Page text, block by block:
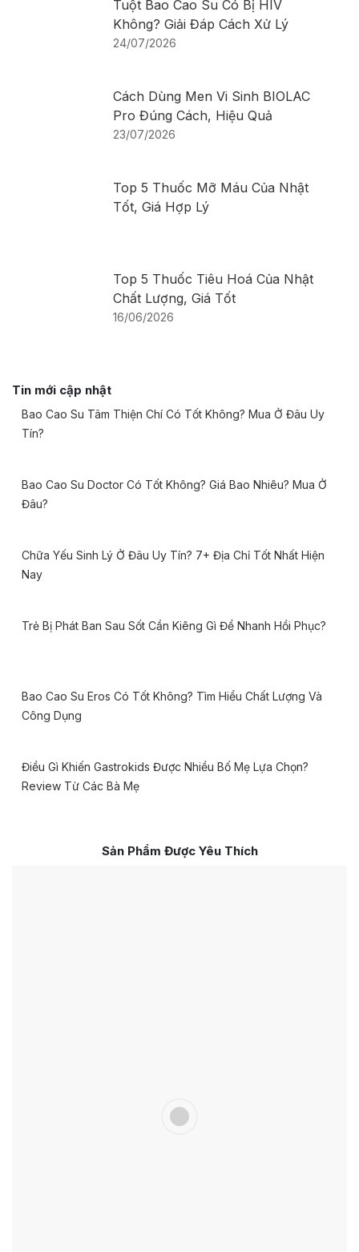
Tuột Bao Cao Su Có Bị HIV
Không? Giải Đáp Cách Xử Lý
24/07/2026
Cách Dùng Men Vi Sinh BIOLAC
Pro Đúng Cách, Hiệu Quả
23/07/2026
Top 5 Thuốc Mỡ Máu Của Nhật
Tốt, Giá Hợp Lý
Top 5 Thuốc Tiêu Hoá Của Nhật
Chất Lượng, Giá Tốt
16/06/2026
Tin mới cập nhật
Bao Cao Su Tâm Thiện Chí Có Tốt Không? Mua Ở Đâu Uy
Tín?
Bao Cao Su Doctor Có Tốt Không? Giá Bao Nhiêu? Mua Ở
Đâu?
Chữa Yếu Sinh Lý Ở Đâu Uy Tín? 7+ Địa Chỉ Tốt Nhất Hiện
Nay
Trẻ Bị Phát Ban Sau Sốt Cần Kiêng Gì Để Nhanh Hồi Phục?
Bao Cao Su Eros Có Tốt Không? Tìm Hiểu Chất Lượng Và
Công Dụng
Điều Gì Khiến Gastrokids Được Nhiều Bố Mẹ Lựa Chọn?
Review Từ Các Bà Mẹ
Sản Phẩm Được Yêu Thích